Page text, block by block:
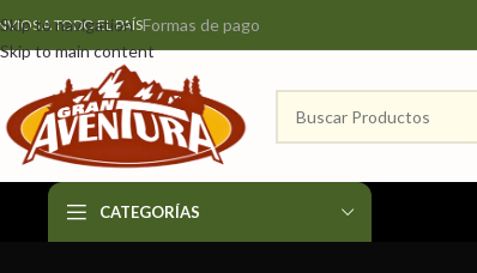
Skip to navigation
Skip to main content
A TODO EL PAÍSFormas de pago
CATEGORÍAS